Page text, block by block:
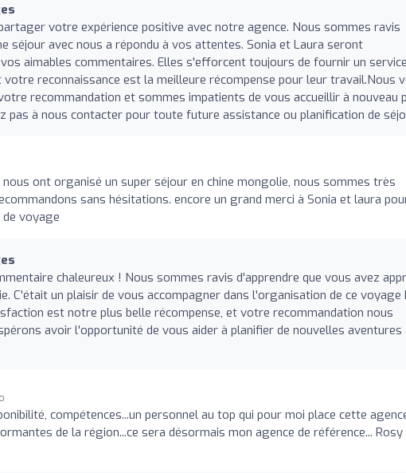
votre expérience positive avec notre agence. Nous sommes ravis
séjour avec nous a répondu à vos attentes. Sonia et Laura seront
aimables commentaires. Elles s'efforcent toujours de fournir un
reconnaissance est la meilleure récompense pour leur travail.Nous
recommandation et sommes impatients de vous accueillir à nouveau
pas à nous contacter pour toute future assistance ou planification de
ont organisé un super séjour en chine mongolie, nous sommes très
sans hésitations. encore un grand merci à Sonia et laura
voyage
chaleureux ! Nous sommes ravis d'apprendre que vous avez
C'était un plaisir de vous accompagner dans l'organisation de ce voyage
est notre plus belle récompense, et votre recommandation nous
avoir l'opportunité de vous aider à planifier de nouvelles aventures
compétences...un personnel au top qui pour moi place cette
de la région...ce sera désormais mon agence de référence... Rosy